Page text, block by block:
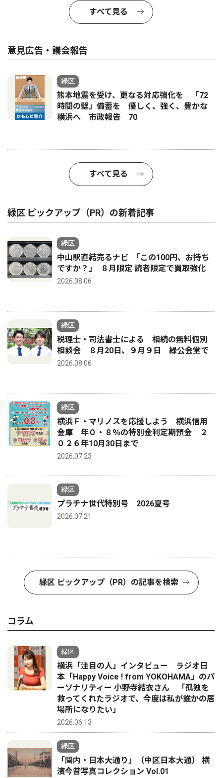
すべて見る
意見広告・議会報告
緑区
熊本地震を受け、更なる対応強化を 「72
時間の壁」備蓄を 優しく、強く、豊かな
横浜へ 市政報告 70
すべて見る
緑区 ピックアップ（PR）の新着記事
緑区
中山駅直結売るナビ ｢この100円、お持ち
ですか？｣ ８月限定 読者限定で買取強化
2026.08.06
緑区
税理士・司法書士による 相続の無料個別
相談会 ８月20日、９月９日 緑公会堂で
2026.08.06
緑区
横浜Ｆ・マリノスを応援しよう 横浜信用
金庫 年０・８％の特別金利定期預金 ２
０２６年10月30日まで
2026.07.23
緑区
プラチナ世代特別号 2026夏号
2026.07.21
緑区 ピックアップ（PR）の記事を検索
コラム
緑区
横浜「注目の人」インタビュー ラジオ日
本「Happy Voice ! from YOKOHAMA」のパ
ーソナリティー 小野寺結衣さん 「孤独を
救ってくれたラジオで、今度は私が誰かの居
場所になりたい」
2026.06.13
緑区
「関内・日本大通り」（中区日本大通） 横
濱今昔写真コレクション Vol.01